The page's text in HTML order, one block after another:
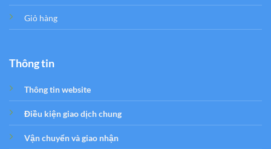
Giỏ hàng
Thông tin
Thông tin website
Điều kiện giao dịch chung
Vận chuyển và giao nhận